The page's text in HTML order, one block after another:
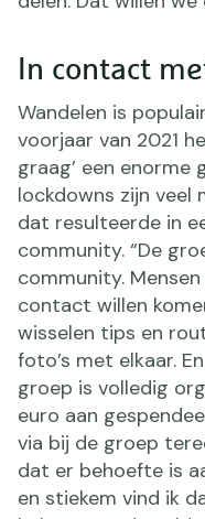
In contact
Wandelen is
voorjaar van 2021
graag’ een
lockdowns zijn veel
dat resulteerde in
community. “De
community.
contact willen
wisselen tips en
foto’s met elkaar.
groep is volledig
euro aan
via bij de groep
dat er behoefte is
en stiekem vind ik